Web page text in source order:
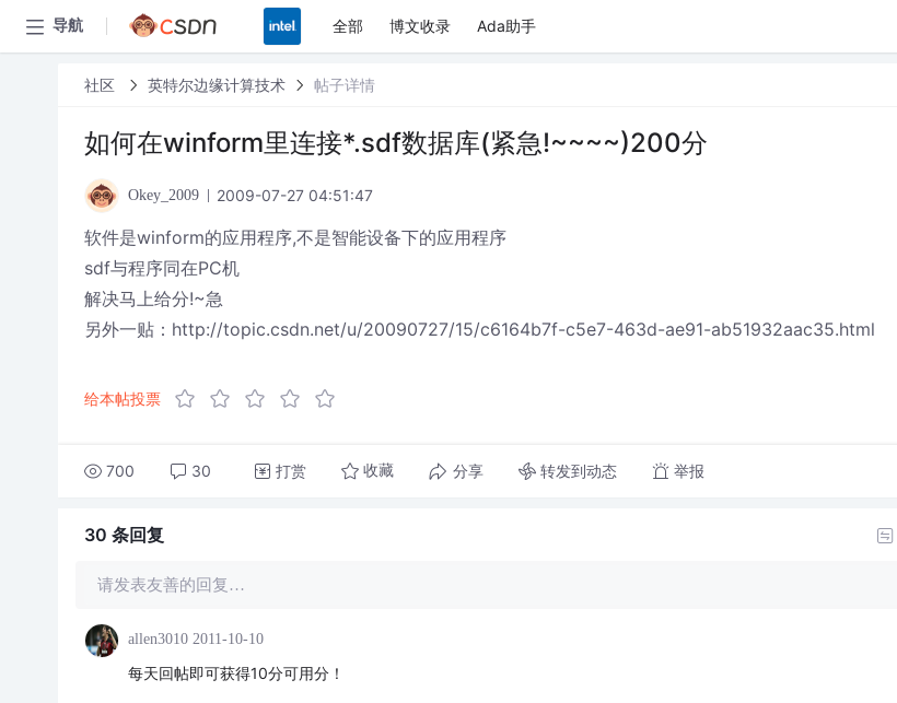
导航 全部 博文收录 Ada助手
社区 英特尔边缘计算技术 帖子详情
如何在winform里连接*.sdf数据库(紧急!~~~~)200分
Okey_2009 2009-07-27 04:51:47
软件是winform的应用程序,不是智能设备下的应用程序
sdf与程序同在PC机
解决马上给分!~急
另外一贴：http://topic.csdn.net/u/20090727/15/c6164b7f-c5e7-463d-ae91-ab51932aac35.html
给本帖投票
700 30 打赏 收藏 分享 转发到动态 举报
30 条回复
请发表友善的回复…
allen3010 2011-10-10
每天回帖即可获得10分可用分！